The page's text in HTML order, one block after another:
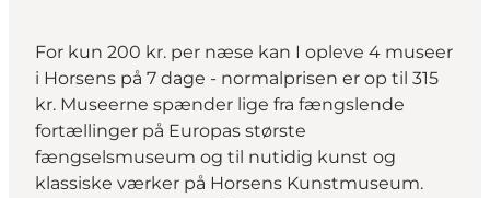
For kun 200 kr. per næse kan I opleve 4 museer
i Horsens på 7 dage - normalprisen er op til 315
kr. Museerne spænder lige fra fængslende
fortællinger på Europas største
fængselsmuseum og til nutidig kunst og
klassiske værker på Horsens Kunstmuseum.